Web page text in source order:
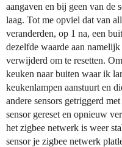
aangaven en bij geen van de
laag. Tot me opviel dat van
veranderden, op 1 na, een
dezelfde waarde aan
verwijderd om te resetten.
keuken naar buiten waar ik
keukenlampen aanstuurt en
andere sensors getriggerd
sensor gereset en opnieuw
het zigbee netwerk is weer
sensor je zigbee netwerk